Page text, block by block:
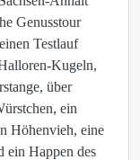
Genusstour
Testlauf
Kugeln,
über
ein
Höhenvieh, eine
ein Happen des